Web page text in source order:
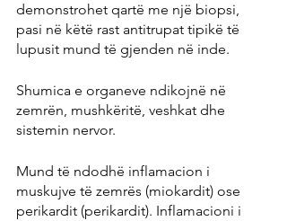
demonstrohet qartë me një biopsi,
pasi në këtë rast antitrupat tipikë të
lupusit mund të gjenden në inde.
Shumica e organeve ndikojnë në
zemrën, mushkëritë, veshkat dhe
sistemin nervor.
Mund të ndodhë inflamacion i
muskujve të zemrës (miokardit) ose
perikardit (perikardit). Inflamacioni i